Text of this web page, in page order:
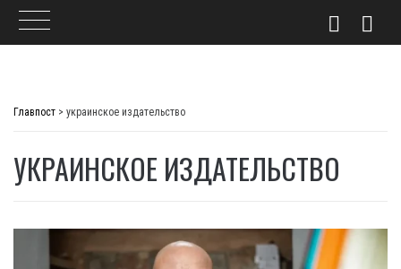
Главпост > украинское издательство
УКРАИНСКОЕ ИЗДАТЕЛЬСТВО